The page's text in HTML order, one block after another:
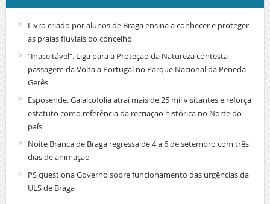
Livro criado por alunos de Braga ensina a conhecer e proteger
as praias fluviais do concelho
“Inaceitável”. Liga para a Proteção da Natureza contesta
passagem da Volta a Portugal no Parque Nacional da Peneda-
Gerês
Esposende. Galaicofolia atrai mais de 25 mil visitantes e reforça
estatuto como referência da recriação histórica no Norte do
país
Noite Branca de Braga regressa de 4 a 6 de setembro com três
dias de animação
PS questiona Governo sobre funcionamento das urgências da
ULS de Braga